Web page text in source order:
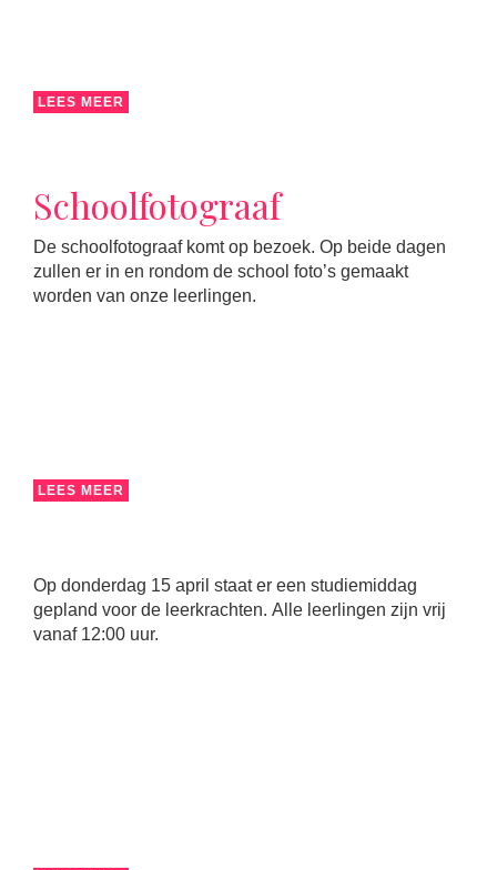
LEES MEER
Schoolfotograaf
De schoolfotograaf komt op bezoek. Op beide dagen
zullen er in en rondom de school foto’s gemaakt
worden van onze leerlingen.
LEES MEER
Op donderdag 15 april staat er een studiemiddag
gepland voor de leerkrachten. Alle leerlingen zijn vrij
vanaf 12:00 uur.